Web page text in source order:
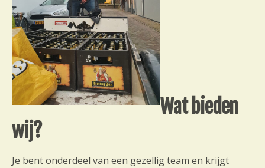
Wat bieden
wij?
Je bent onderdeel van een gezellig team en krijgt